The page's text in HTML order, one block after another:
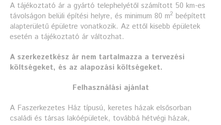
A tájékoztató ár a gyártó telephelyétől számított 50 km-es
távolságon belüli építési helyre, és minimum 80 m2 beépített
alapterületű épületre vonatkozik. Az ettől kisebb épületek
esetén a tájékoztató ár változhat.
A szerkezetkész ár nem tartalmazza a tervezési
költségeket, és az alapozási költségeket.
Felhasználási ajánlat
A Faszerkezetes Ház típusú, keretes házak elsősorban
családi és társas lakóépületek, továbbá hétvégi házak,